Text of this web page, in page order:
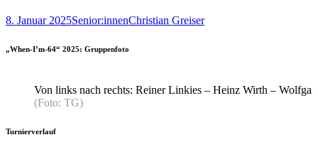
8. Januar 2025Senior:innenChristian Greiser
„When-I’m-64“ 2025: Gruppenfoto
Von links nach rechts: Reiner Linkies – Heinz Wirth –
(Foto: TG)
Turnierverlauf